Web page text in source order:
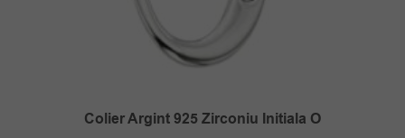
Colier Argint 925 Zirconiu Initiala O